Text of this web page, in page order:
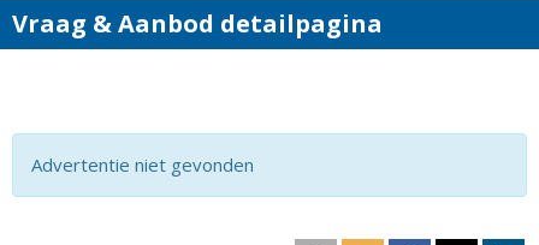
Vraag & Aanbod detailpagina
Advertentie niet gevonden